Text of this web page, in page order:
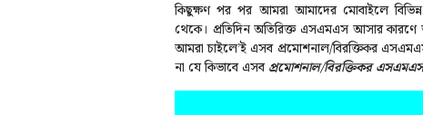
কিছুক্ষণ পর পর আমরা আমাদের মোবাইলে
থেকে। প্রতিদিন অতিরিক্ত এসএমএস আসার
আমরা চাইলে’ই এসব প্রমোশনাল/বিরক্তিকর
না যে কিভাবে এসবপ্রমোশনাল/বিরক্তিকর